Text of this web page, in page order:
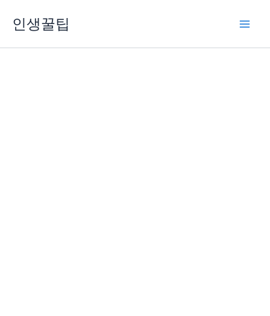
인생꿀팁